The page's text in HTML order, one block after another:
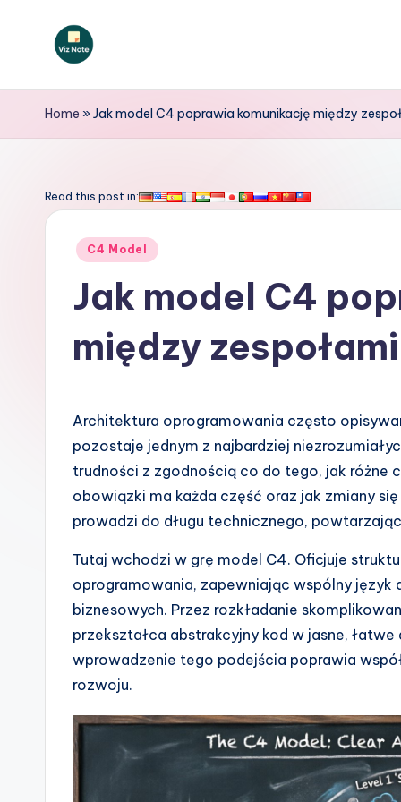
V
iz
o
A
si
Home »Jak model C4 poprawia komunikację między
Read this post in:
Posted
C4 Model
Jak model C4
między
Architektura oprogramowania często
pozostaje jednym z najbardziej
trudności z zgodnością co do tego, jak różne
obowiązki ma każda część oraz jak zmiany
prowadzi do długu technicznego,
Tutaj wchodzi w grę model C4. Oficjuje
oprogramowania, zapewniając wspólny
biznesowych. Przez rozkładanie
przekształca abstrakcyjny kod w jasne,
wprowadzenie tego podejścia poprawia
rozwoju.